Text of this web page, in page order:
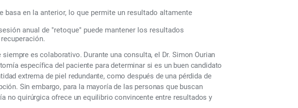
basa en la anterior, lo que permite un resultado altamente
anual de "retoque" puede mantener los resultados
es colaborativo. Durante una consulta, el Dr. Simon Ourian
específica del paciente para determinar si es un buen candidato
extrema de piel redundante, como después de una pérdida de
Sin embargo, para la mayoría de las personas que buscan
no quirúrgica ofrece un equilibrio convincente entre resultados y